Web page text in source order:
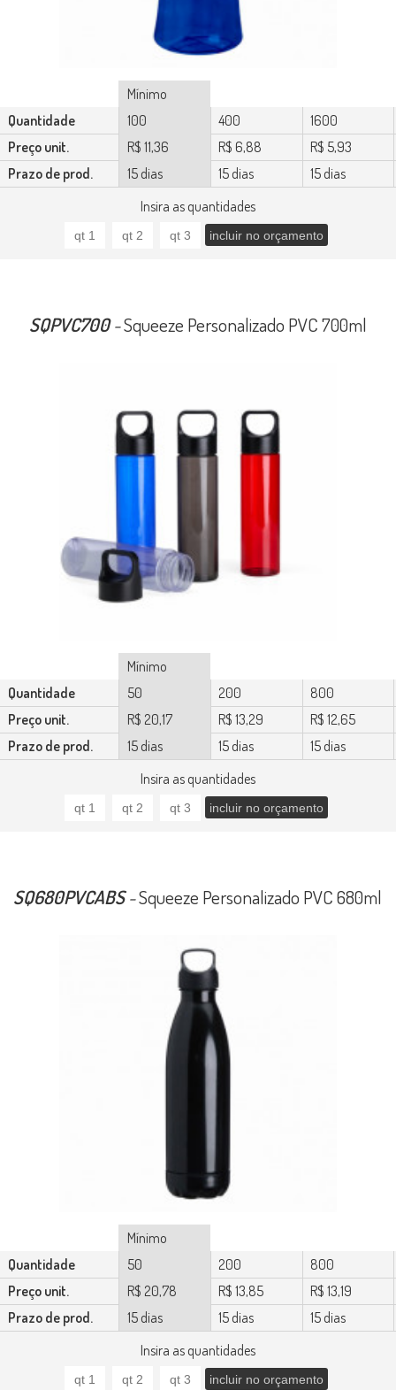
Insira as quantidades
Mínimo
Quantidade
100 400
1600
Preço unit.
R$ 11,36 R$ 6,88
R$ 5,93
Prazo de prod.
15 dias 15 dias 15 dias
Insira as quantidades
SQPVC700-Squeeze Personalizado PVC 700ml
Mínimo
Quantidade
50 200
800
Preço unit.
R$ 20,17 R$ 13,29
R$ 12,65
Prazo de prod.
15 dias 15 dias 15 dias
Insira as quantidades
SQ680PVCABS-Squeeze Personalizado PVC 680ml
Mínimo
Quantidade
50 200
800
Preço unit.
R$ 20,78 R$ 13,85
R$ 13,19
Prazo de prod.
15 dias 15 dias 15 dias